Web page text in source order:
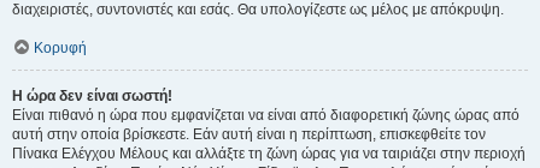
διαχειριστές, συντονιστές και εσάς. Θα υπολογίζεστε ως μέλος με απόκρυψη.
Κορυφή
Η ώρα δεν είναι σωστή!
Είναι πιθανό η ώρα που εμφανίζεται να είναι από διαφορετική ζώνης ώρας από
αυτή στην οποία βρίσκεστε. Εάν αυτή είναι η περίπτωση, επισκεφθείτε τον
Πίνακα Ελέγχου Μέλους και αλλάξτε τη ζώνη ώρας για να ταιριάζει στην περιοχή